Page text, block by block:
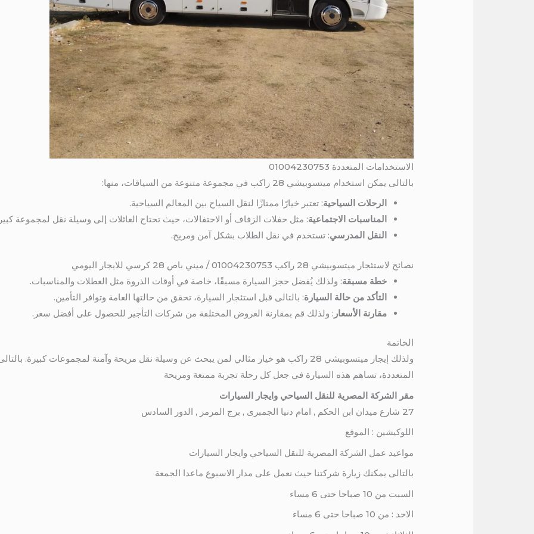
الاستخدامات المتعددة 01004230753
بالتالى يمكن استخدام ميتسوبيشي 28 راكب في مجموعة متنوعة من السياقات، منها:
الرحلات السياحية: تعتبر خيارًا ممتازًا لنقل السياح بين المعالم السياحية.
المناسبات الاجتماعية: مثل حفلات الزفاف أو الاحتفالات، حيث تحتاج العائلات إلى وسيلة نقل لمجموعة
النقل المدرسي: تستخدم في نقل الطلاب بشكل آمن ومريح.
نصائح لاستئجار ميتسوبيشي 28 راكب 01004230753 / ميني باص 28 كرسي للايجار اليومي
خطة مسبقة: ولذلك يُفضل حجز السيارة مسبقًا، خاصة في أوقات الذروة مثل العطلات والمناسبات.
التأكد من حالة السيارة: بالتالى قبل استئجار السيارة، تحقق من حالتها العامة وتوافر التأمين.
مقارنة الأسعار : ولذلك قم بمقارنة العروض المختلفة من شركات التأجير للحصول على أفضل سعر.
الخاتمة
ولذلك إيجار ميتسوبيشي 28 راكب هو خيار مثالي لمن يبحث عن وسيلة نقل مريحة وآمنة لمجموعات
المتعددة، تساهم هذه السيارة في جعل كل رحلة تجربة ممتعة ومريحة
مقر الشركة المصرية للنقل السياحي وايجار السيارات
27 شارع ميدان ابن الحكم , امام دنيا الجمبرى , برج المرمر , الدور السادس
اللوكيشين : الموقع
مواعيد عمل الشركة المصرية للنقل السياحي وايجار السيارات
بالتالى يمكنك زيارة شركتنا حيث نعمل على مدار الاسبوع ماعدا الجمعة
السبت من 10 صباحا حتى 6 مساء
الاحد : من 10 صباحا حتى 6 مساء